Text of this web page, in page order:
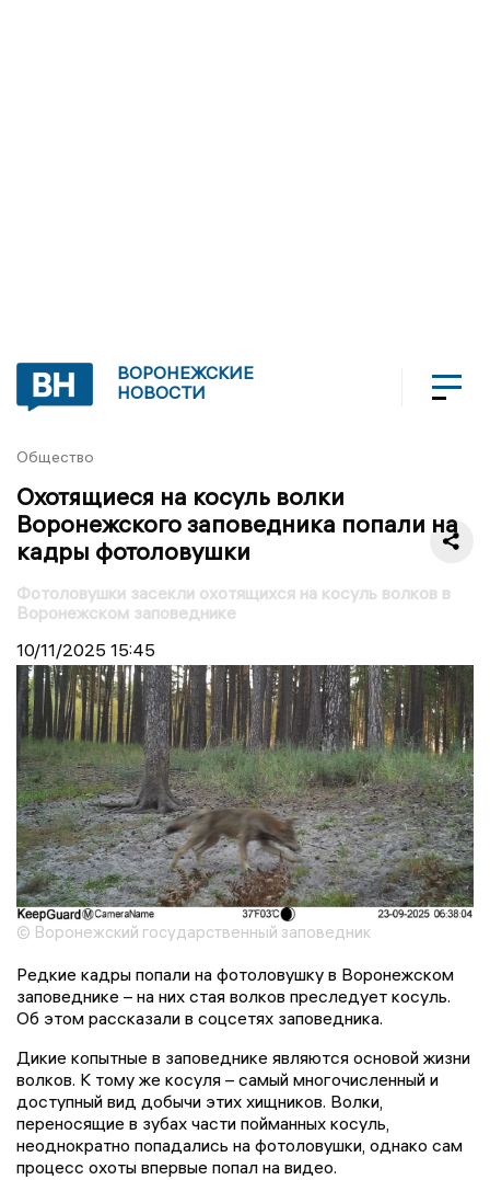
ВОРОНЕЖСКИЕ
НОВОСТИ
Общество
Охотящиеся на косуль волки
Воронежского заповедника попали на
кадры фотоловушки
Фотоловушки засекли охотящихся на косуль волков в
Воронежском заповеднике
10/11/2025 15:45
© Воронежский государственный заповедник
Редкие кадры попали на фотоловушку в Воронежском
заповеднике – на них стая волков преследует косуль.
Об этом рассказали в соцсетях заповедника.
Дикие копытные в заповеднике являются основой жизни
волков. К тому же косуля – самый многочисленный и
доступный вид добычи этих хищников. Волки,
переносящие в зубах части пойманных косуль,
неоднократно попадались на фотоловушки, однако сам
процесс охоты впервые попал на видео.